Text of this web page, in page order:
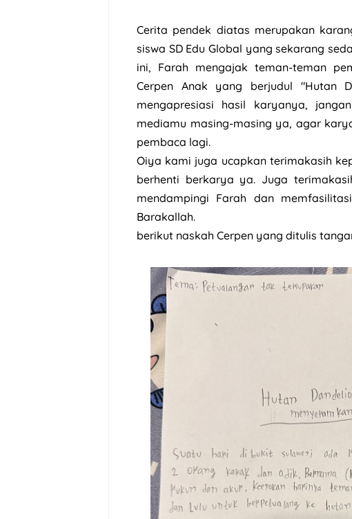
Cerita pendek diatas merupakan
siswa SD Edu Global yang sekarang
ini, Farah mengajak teman-teman
Cerpen Anak yang berjudul "Hutan
mengapresiasi hasil karyanya,
mediamu masing-masing ya, agar
pembaca lagi.
Oiya kami juga ucapkan terimakasih
berhenti berkarya ya. Juga
mendampingi Farah dan
Barakallah.
berikut naskah Cerpen yang ditulis